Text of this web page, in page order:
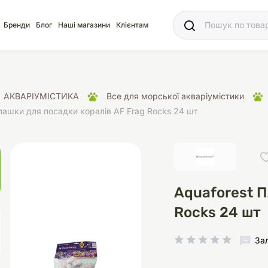
Здоров'я
Туалети та
для кліток Здоров'я
Здоров'я
акваріума
Бренди Блог Наші магазини Клієнтам
АКВАРІУМІСТИКА
Все для морської акваріумістики
для посадки коралів AF Frag Rocks 24 шт
Aquaforest
Rocks 24 шт